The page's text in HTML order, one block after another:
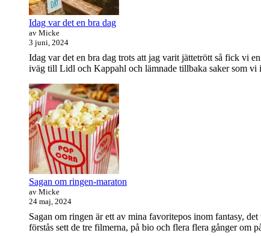
Idag var det en bra dag
av Micke
3 juni, 2024
Idag var det en bra dag trots att jag varit jättetrött så fick vi
iväg till Lidl och Kappahl och lämnade tillbaka saker som vi
Sagan om ringen-maraton
av Micke
24 maj, 2024
Sagan om ringen är ett av mina favoritepos inom fantasy,
förstås sett de tre filmerna, på bio och flera flera gånger om